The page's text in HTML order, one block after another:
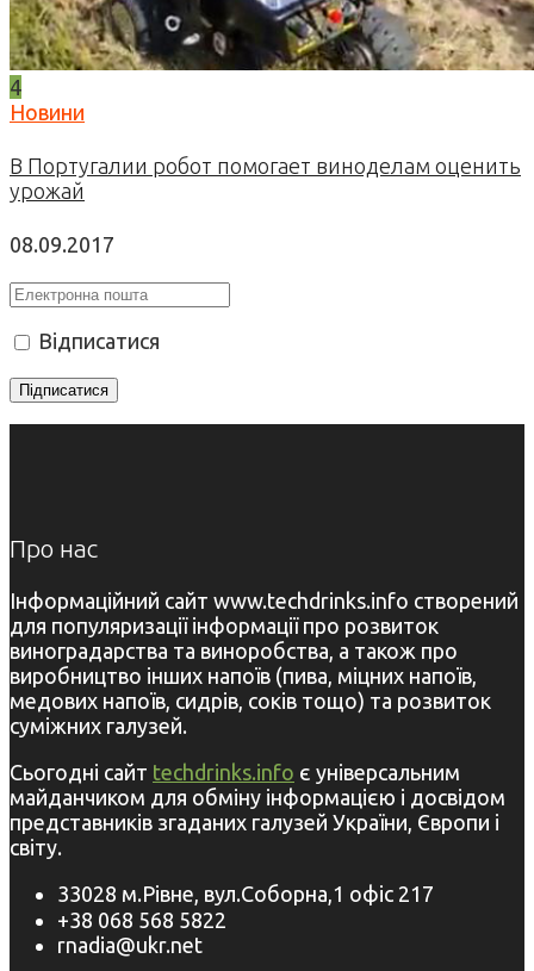
4
Новини
В Португалии робот помогает виноделам оценить
урожай
08.09.2017
Відписатися
Про нас
Інформаційний сайт www.techdrinks.info створений
для популяризації інформації про розвиток
виноградарства та виноробства, а також про
виробництво інших напоїв (пива, міцних напоїв,
медових напоїв, сидрів, соків тощо) та розвиток
суміжних галузей.
Сьогодні сайт techdrinks.info є універсальним
майданчиком для обміну інформацією і досвідом
представників згаданих галузей України, Європи і
світу.
33028 м.Рівне, вул.Соборна,1 офіс 217
+38 068 568 5822
rnadia@ukr.net